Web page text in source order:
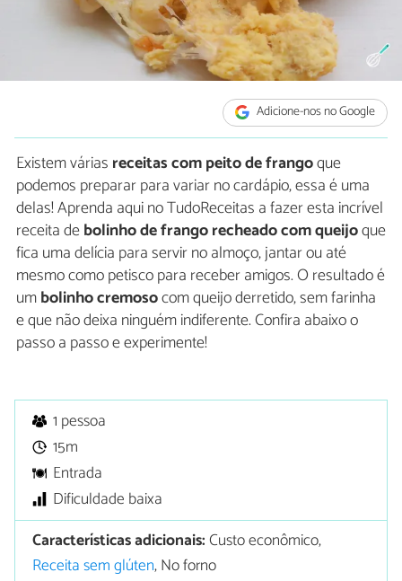
Adicione-nos no Google
Existem várias receitas com peito de frangoque
podemos preparar para variar no cardápio, essa é uma
delas! Aprenda aqui no TudoReceitas a fazer esta incrível
receita debolinho de frango recheado com queijoque
fica uma delícia para servir no almoço, jantar ou até
mesmo como petisco para receber amigos. O resultado é
umbolinho cremosocom queijo derretido, sem farinha
e que não deixa ninguém indiferente. Confira abaixo o
passo a passo e experimente!
1 pessoa
15m
Entrada
Dificuldade baixa
Características adicionais:Custo econômico,
Receita sem glúten, No forno